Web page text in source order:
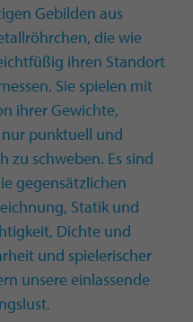
Gebilden aus
die wie
ihren Standort
Sie spielen mit
ihrer Gewichte,
punktuell und
zu schweben. Es sind
gegensätzlichen
Statik und
Dichte und
und spielerischer
unsere einlassende